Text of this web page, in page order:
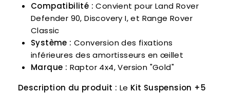
Compatibilité : Convient pour Land Rover
Defender 90, Discovery I, et Range Rover
Classic
Système : Conversion des fixations
inférieures des amortisseurs en œillet
Marque : Raptor 4x4, Version "Gold"
Description du produit : Le Kit Suspension +5